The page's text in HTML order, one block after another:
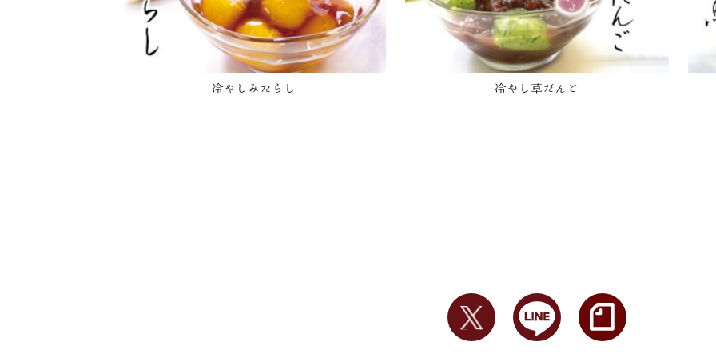
冷やしみたらし 冷やし草だんご